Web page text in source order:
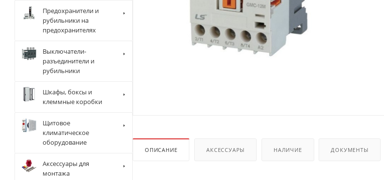
ОПИСАНИЕ АКСЕССУАРЫ НАЛИЧИЕ ДОКУМЕНТЫ
Предохранители и
рубильники на
предохранителях
Выключатели-
разъединители и
рубильники
Шкафы, боксы и
клеммные коробки
Щитовое
климатическое
оборудование
Аксессуары для
монтажа